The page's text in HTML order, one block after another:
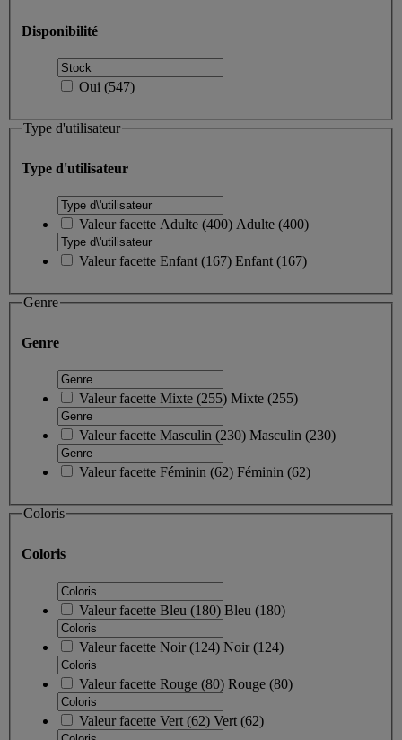
Disponibilité
Oui (547)
Type d'utilisateur
Type d'utilisateur
Valeur facette Adulte (400) Adulte (400)
Valeur facette Enfant (167) Enfant (167)
Genre
Genre
Valeur facette Mixte (255) Mixte (255)
Valeur facette Masculin (230) Masculin (230)
Valeur facette Féminin (62) Féminin (62)
Coloris
Coloris
Valeur facette Bleu (180) Bleu (180)
Valeur facette Noir(124) Noir(124)
Valeur facette Rouge (80) Rouge (80)
Valeur facette Vert (62) Vert (62)